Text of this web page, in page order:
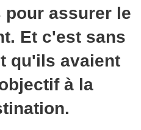
assurer le
Et c'est sans
qu'ils avaient
à la